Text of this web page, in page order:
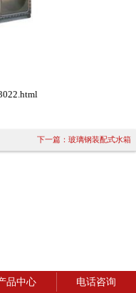
下一篇：玻璃钢装配式水箱
品中心 电话咨询